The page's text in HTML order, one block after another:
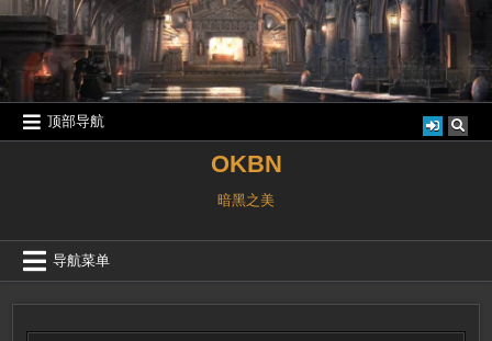
跳
容
顶部导航
OKBN
暗黑之美
导航菜单